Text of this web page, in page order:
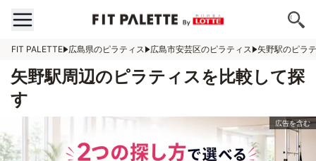
FIT PALETTE 広島県のピラティス 広島市安芸区のピラティス 矢野駅のピラ
矢野駅周辺のピラティスを比較して探
す